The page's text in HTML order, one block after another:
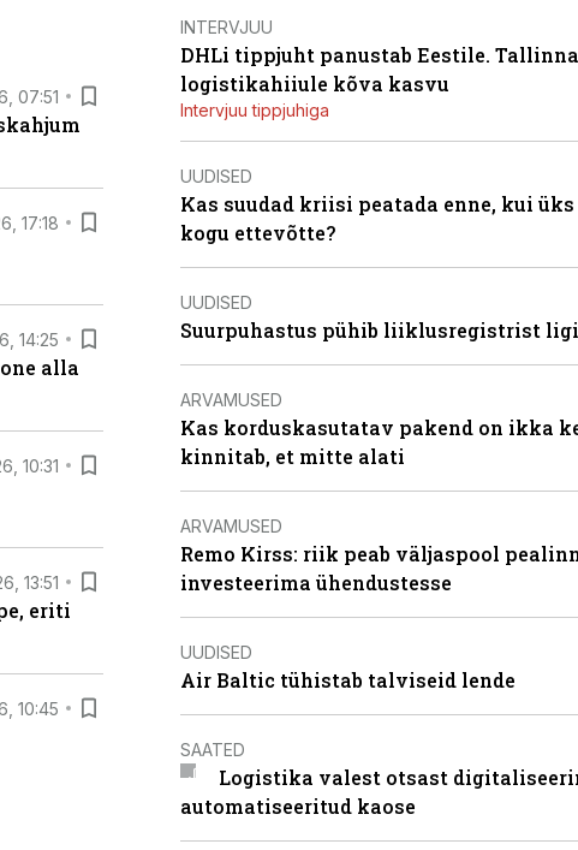
07:51
17:18
14:25
alla
10:31
13:51
eriti
10:45
INTERVJUU
DHLi tippjuht panustab Eestile.
logistikahiiule kõva kasvu
Intervjuu tippjuhiga
UUDISED
Kas suudad kriisi peatada enne, kui
kogu ettevõtte?
UUDISED
Suurpuhastus pühib liiklusregistrist
ARVAMUSED
Kas korduskasutatav pakend on ikka
kinnitab, et mitte alati
ARVAMUSED
Remo Kirss: riik peab väljaspool
investeerima ühendustesse
UUDISED
Air Baltic tühistab talviseid lende
SAATED
Logistika valest otsast
automatiseeritud kaose